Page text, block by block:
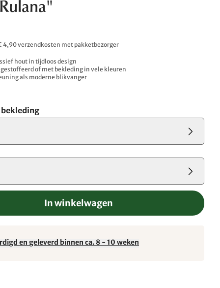
4,90 verzendkosten met pakketbezorger
hout in tijdloos design
of met bekleding in vele kleuren
als moderne blikvanger
bekleding
In winkelwagen
en geleverd binnen ca. 8 - 10 weken